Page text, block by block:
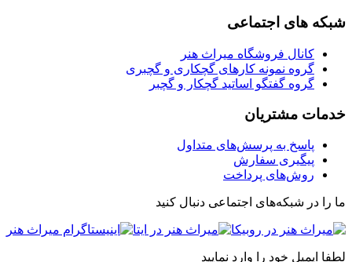
شبکه های اجتماعی
کانال فروشگاه میراث هنر
گروه نمونه کارهای گچکاری و گچبری
گروه گفتگو اساتید گچکار و گچبر
خدمات مشتریان
پاسخ به پرسش‌های متداول
پیگیری سفارش
روش‌های پرداخت
ما را در شبکه‌های اجتماعی دنبال کنید
لطفا ایمیل خود را وارد نمایید